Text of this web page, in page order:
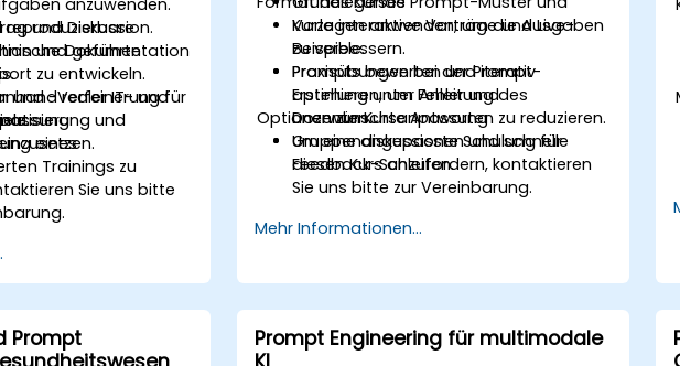
reproduzierbare
Dokumentation
zu entwickeln.
und -Verfeinerung für
und
und Diskussion.
und geführte
realer IT- und
eines
Trainings zu
Sie uns bitte
Vorlagen anwenden, um die Ausgaben
zu verbessern.
Prompts bewerten und iterativ
optimieren, um Fehler und
unerwünschte Antworten zu reduzieren.
Kurze interaktive Vorträge und Live-
Beispiele.
Praxisübungen bei der Prompt-
Erstellung unter Anleitung des
Dozenten.
Gruppendiskussionen und schnelle
Feedback-Schleifen.
Optionen zur Kursanpassung
Um eine angepasste Schulung für
diesen Kurs anzufordern, kontaktieren
Sie uns bitte zur Vereinbarung.
Mehr Informationen...
Prompt
Prompt Engineering für multimodale